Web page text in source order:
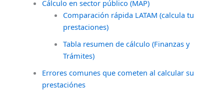
Cálculo en sector público (MAP)
Comparación rápida LATAM (calcula tu
prestaciones)
Tabla resumen de cálculo (Finanzas y
Trámites)
Errores comunes que cometen al calcular su
prestaciónes